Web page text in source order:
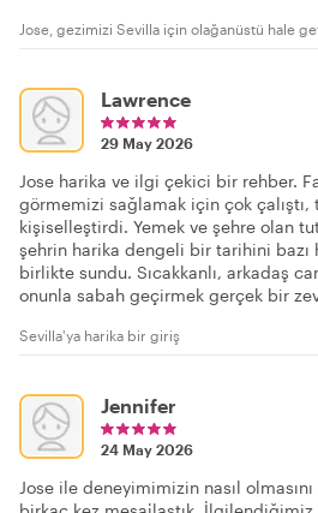
Jose, gezimizi Sevilla için olağanüstü hale
Lawrence
29 May 2026
Jose harika ve ilgi çekici bir rehber.
görmemizi sağlamak için çok çalıştı,
kişiselleştirdi. Yemek ve şehre olan
şehrin harika dengeli bir tarihini
birlikte sundu. Sıcakkanlı, arkadaş
onunla sabah geçirmek gerçek bir
Sevilla'ya harika bir giriş
Jennifer
24 May 2026
Jose ile deneyimimizin nasıl